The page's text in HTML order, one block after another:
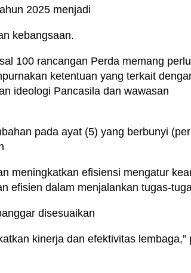
2025 menjadi
kebangsaan.
100 rancangan Perda memang perlu
ketentuan yang terkait
ideologi Pancasila dan wawasan
pada ayat (5) yang berbunyi
meningkatkan efisiensi mengatur
efisien dalam menjalankan tugas-
disesuaikan
kinerja dan efektivitas lembaga,”